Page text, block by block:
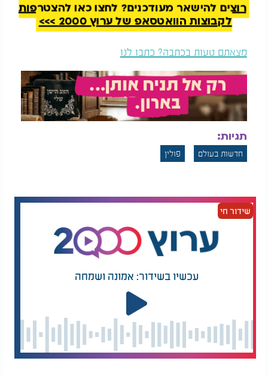
רוצים להישאר מעודכנים? לחצו כאן להצטרפות
לקבוצות הוואטסאפ של ערוץ 2000 >>>
מצאתם טעות בכתבה? כתבו לנו
תגיות:
חדשות בעולם פולין
שידור חי
עכשיו בשידור: אמונה ושמחה